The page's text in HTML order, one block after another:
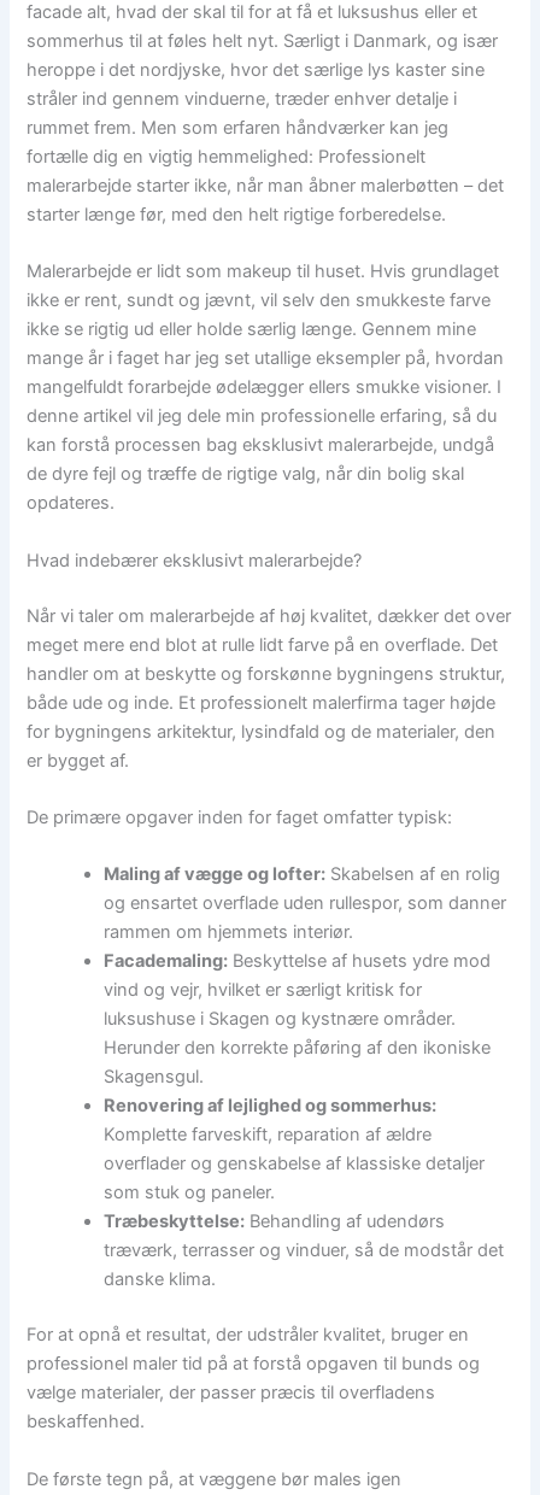
facade alt, hvad der skal til for at få et luksushus eller et
sommerhus til at føles helt nyt. Særligt i Danmark, og især
heroppe i det nordjyske, hvor det særlige lys kaster sine
stråler ind gennem vinduerne, træder enhver detalje i
rummet frem. Men som erfaren håndværker kan jeg
fortælle dig en vigtig hemmelighed: Professionelt
malerarbejde starter ikke, når man åbner malerbøtten – det
starter længe før, med den helt rigtige forberedelse.
Malerarbejde er lidt som makeup til huset. Hvis grundlaget
ikke er rent, sundt og jævnt, vil selv den smukkeste farve
ikke se rigtig ud eller holde særlig længe. Gennem mine
mange år i faget har jeg set utallige eksempler på, hvordan
mangelfuldt forarbejde ødelægger ellers smukke visioner. I
denne artikel vil jeg dele min professionelle erfaring, så du
kan forstå processen bag eksklusivt malerarbejde, undgå
de dyre fejl og træffe de rigtige valg, når din bolig skal
opdateres.
Hvad indebærer eksklusivt malerarbejde?
Når vi taler om malerarbejde af høj kvalitet, dækker det over
meget mere end blot at rulle lidt farve på en overflade. Det
handler om at beskytte og forskønne bygningens struktur,
både ude og inde. Et professionelt malerfirma tager højde
for bygningens arkitektur, lysindfald og de materialer, den
er bygget af.
De primære opgaver inden for faget omfatter typisk:
Maling af vægge og lofter: Skabelsen af en rolig
og ensartet overflade uden rullespor, som danner
rammen om hjemmets interiør.
Facademaling: Beskyttelse af husets ydre mod
vind og vejr, hvilket er særligt kritisk for
luksushuse i Skagen og kystnære områder.
Herunder den korrekte påføring af den ikoniske
Skagensgul.
Renovering af lejlighed og sommerhus:
Komplette farveskift, reparation af ældre
overflader og genskabelse af klassiske detaljer
som stuk og paneler.
Træbeskyttelse: Behandling af udendørs
træværk, terrasser og vinduer, så de modstår det
danske klima.
For at opnå et resultat, der udstråler kvalitet, bruger en
professionel maler tid på at forstå opgaven til bunds og
vælge materialer, der passer præcis til overfladens
beskaffenhed.
De første tegn på, at væggene bør males igen